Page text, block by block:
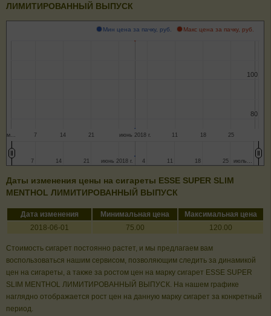
ЛИМИТИРОВАННЫЙ ВЫПУСК
Мин цена за пачку, руб. Макс цена за пачку, руб.
м… июнь 2018 г.
7 14 21 11 18 25
80
80
100
100
июнь 2018 г.
июнь 2018 г. июль…
июль…
77 14
14 21
21 4
4 11
11 18
18 25
25
Даты изменения цены на сигареты ESSE SUPER SLIM
MENTHOL ЛИМИТИРОВАННЫЙ ВЫПУСК
Дата изменения Минимальная цена
Максимальная цена
2018-06-01
75.00 120.00
Стоимость сигарет постоянно растет, и мы предлагаем вам
воспользоваться нашим сервисом, позволяющим следить за динамикой
цен на сигареты, а также за ростом цен на марку сигарет ESSE SUPER
SLIM MENTHOL ЛИМИТИРОВАННЫЙ ВЫПУСК. На нашем графике
наглядно отображается рост цен на данную марку сигарет за конкретный
период.